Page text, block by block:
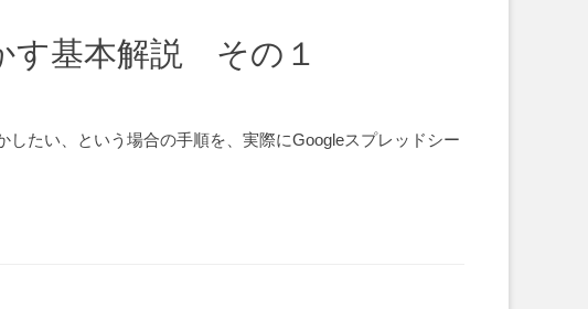
す基本解説 その１
たい、という場合の手順を、実際にGoogleスプレッドシー